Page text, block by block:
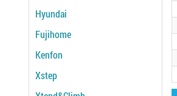
Hyundai
Fujihome
Kenfon
Xstep